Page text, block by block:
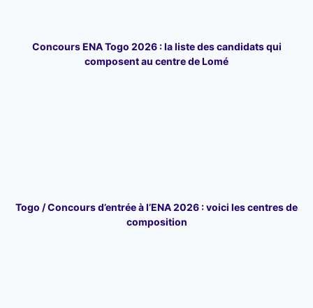
Concours ENA Togo 2026 : la liste des candidats qui
composent au centre de Lomé
Togo / Concours d’entrée à l’ENA 2026 : voici les centres de
composition